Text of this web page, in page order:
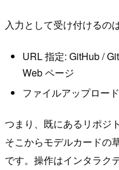
入力として受け付けるの
URL 指定: GitHub /
Web ページ
ファイルアップロー
つまり、既にあるリポジ
そこからモデルカードの
です。操作はインタラク